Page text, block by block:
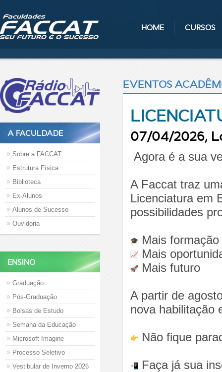
HOME CURSOS
A FACULDADE
Sobre a FACCAT
Estrutura Física
Biblioteca
Ex-Alunos
Alunos de Sucesso
Ouvidoria
ENSINO
Graduação
Pós-Graduação
Bolsas de Estudo
Semana da Educação
Microsoft Imagine
Processo Seletivo
Vestibular de Inverno 2026
EVENTOS
07/04/2026,
Agora é a sua
A Faccat traz
Licenciatura em
possibilidades
Mais formação
Mais
Mais futuro
A partir de
nova habilitação
Não fique
Faça já sua